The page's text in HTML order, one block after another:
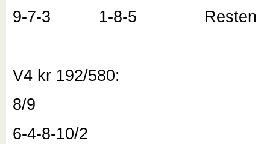
9-7-3 1-8-5 Resten
V4 kr 192/580:
8/9
6-4-8-10/2